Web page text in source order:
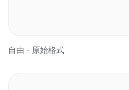
自由 - 原始格式